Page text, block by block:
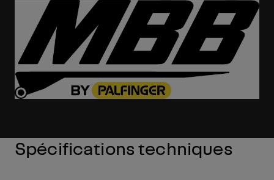
Spécifications techniques